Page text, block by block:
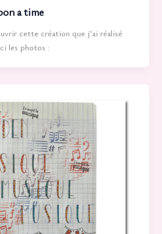
a time
cette création que j’ai réalisé
les photos :